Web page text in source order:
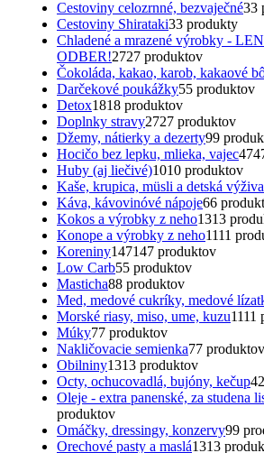
Cestoviny celozrnné, bezvaječné33
Cestoviny Shirataki33 produkty
Chladené a mrazené výrobky -
ODBER!2727 produktov
Čokoláda, kakao, karob, kakaové
Darčekové poukážky55 produktov
Detox1818 produktov
Doplnky stravy2727 produktov
Džemy, nátierky a dezerty99
Hocičo bez lepku, mlieka, vajec47
Huby (aj liečivé)1010 produktov
Kaše, krupica, müsli a detská výživa
Káva, kávovinóvé nápoje66
Kokos a výrobky z neho1313
Konope a výrobky z neho1111
Koreniny147147 produktov
Low Carb55 produktov
Masticha88 produktov
Med, medové cukríky, medové
Morské riasy, miso, ume, kuzu1111
Múky77 produktov
Nakličovacie semienka77 produktov
Obilniny1313 produktov
Octy, ochucovadlá, bujóny, kečup42
Oleje - extra panenské, za studena
produktov
Omáčky, dressingy, konzervy99
Orechové pasty a maslá1313